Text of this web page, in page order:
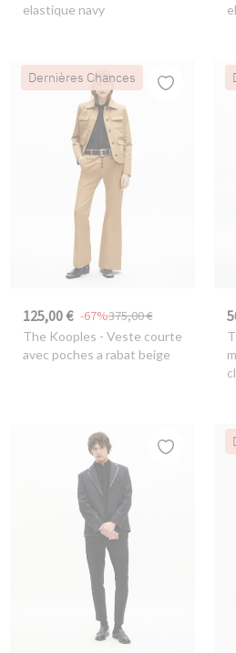
elastique navy
Dernières Chances
125,00 € 375,00 €
-67%
The Kooples - Veste courte
avec poches a rabat beige